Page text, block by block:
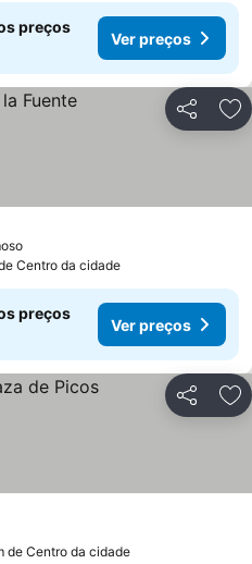
preços
Ver preços
Partilhar
Centro da cidade
preços
Ver preços
Partilhar
de Centro da cidade